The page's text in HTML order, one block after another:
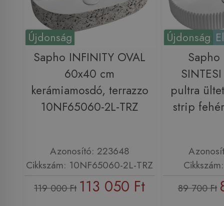
Újdonság
Sapho INFINITY OVAL
60x40 cm
kerámiamosdó, terrazzo
10NF65060-2L-TRZ
Azonosító: 223648
Cikkszám: 10NF65060-2L-TRZ
119 000 Ft 113 050 Ft
Újdonság
Sapho
pultra
strip
89 700 Ft